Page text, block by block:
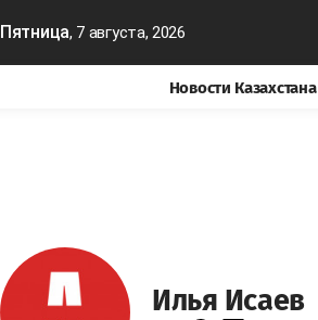
Пятница, 7 августа, 2026
Новости Казахстана
Илья Исаев